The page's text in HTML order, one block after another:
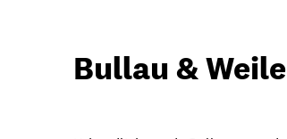
BullauBullau &